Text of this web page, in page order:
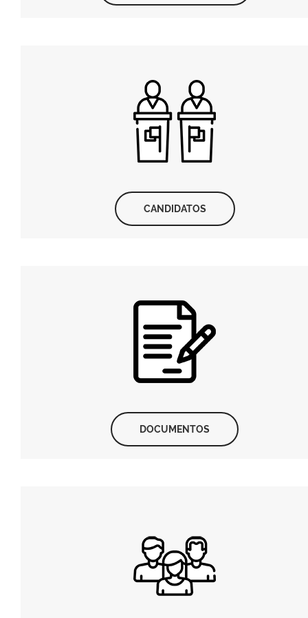
CANDIDATOS
DOCUMENTOS